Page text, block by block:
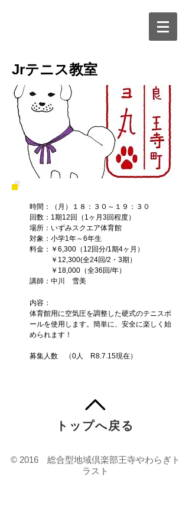
​Jrテニス教室
時間：（月）１８：３０～１９：３０
回数：1期12回（1ヶ月3回程度）
場所：いずみスクエア体育館
対象： 小学1年～6年生
料金：￥6,300（12回分/1期4ヶ月）
￥12,300(全24回/2・3期）
￥18,000（全36回/年）
講師：中川 雪美
内容：
体育館用に空気圧を調整した硬式のテニスボ
ールを使用し ます。簡単に、安全に楽しく始
められます！
募集人数 （0人 R8.7.15現在）
トップへ戻る
© 2016 総合型地域倶楽部王寺やわらぎト
ラスト